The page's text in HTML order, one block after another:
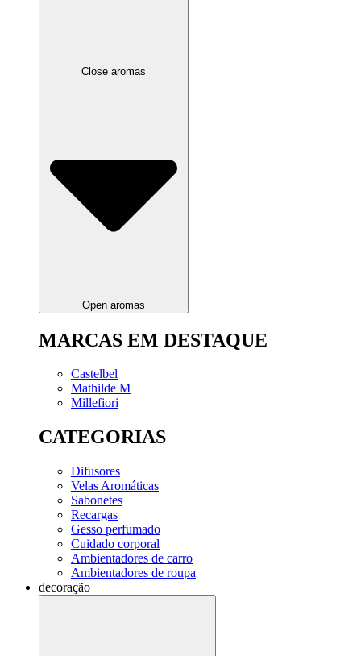
Close aromas
Open aromas
MARCAS EM DESTAQUE
Castelbel
Mathilde M
Millefiori
CATEGORIAS
Difusores
Velas Aromáticas
Sabonetes
Recargas
Gesso perfumado
Cuidado corporal
Ambientadores de carro
Ambientadores de roupa
decoração